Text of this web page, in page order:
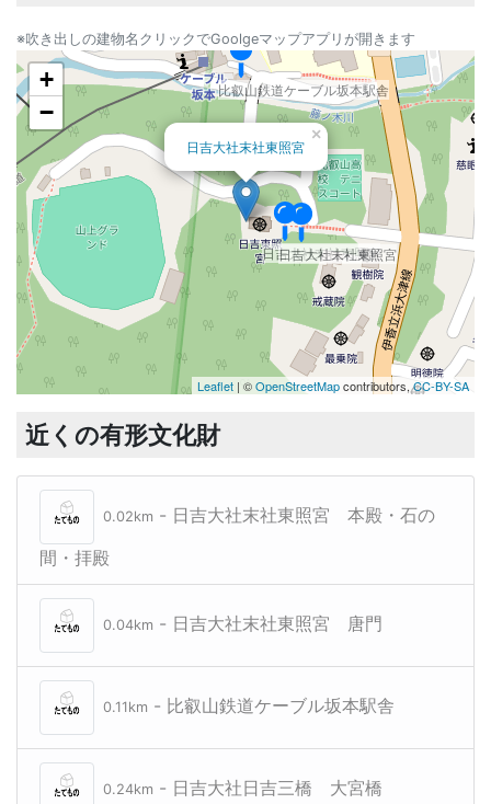
※吹き出しの建物名クリックでGoolgeマップアプリが開きます
日吉大社末社東照宮
日吉大社末社東照宮
比叡山鉄道ケーブル坂本駅舎
日吉大社末社東照宮
×
+
−
Leaflet | ©OpenStreetMapcontributors,CC-BY-SA
近くの有形文化財
0.02km - 日吉大社末社東照宮 本殿・石の
間・拝殿
0.04km - 日吉大社末社東照宮 唐門
0.11km - 比叡山鉄道ケーブル坂本駅舎
0.24km - 日吉大社日吉三橋 大宮橋